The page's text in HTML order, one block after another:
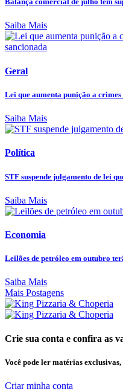
Saiba Mais
Geral
Lei que aumenta punição a
Saiba Mais
Política
STF suspende julgamento de lei
Saiba Mais
Economia
Leilões de petróleo em outubro
Saiba Mais
Mais Postagens
Crie sua conta e confira as
Você pode ler matérias
Criar minha conta